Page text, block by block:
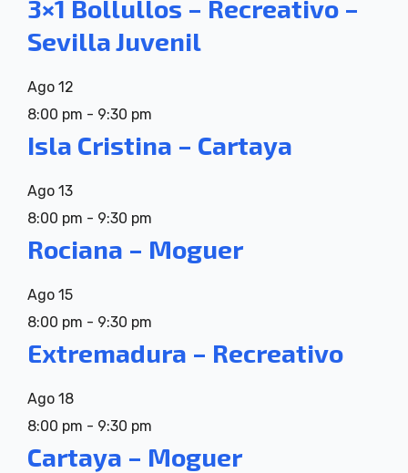
3×1 Bollullos – Recreativo –
Sevilla Juvenil
Ago 12
8:00 pm - 9:30 pm
Isla Cristina – Cartaya
Ago 13
8:00 pm - 9:30 pm
Rociana – Moguer
Ago 15
8:00 pm - 9:30 pm
Extremadura – Recreativo
Ago 18
8:00 pm - 9:30 pm
Cartaya – Moguer